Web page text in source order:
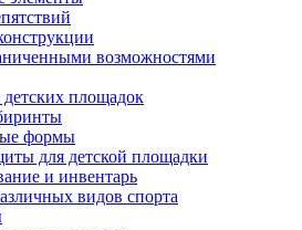
возможностями
площадок
формы
для детской площадки
и инвентарь
видов спорта